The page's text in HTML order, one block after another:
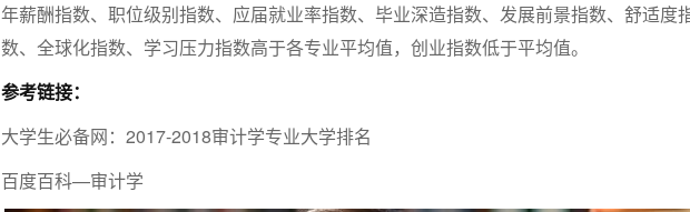
年薪酬指数、职位级别指数、应届就业率指数、毕业深造指数、发展前景指数、舒适度
数、全球化指数、学习压力指数高于各专业平均值，创业指数低于平均值。
参考链接：
大学生必备网：2017-2018审计学专业大学排名
百度百科—审计学